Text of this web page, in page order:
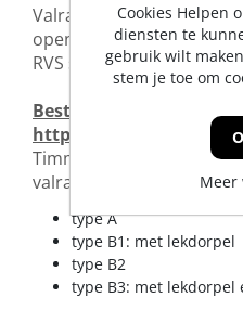
Valramen zijn ramen
opengezet kan worden.
RVS scharnieren
Bestellen of offerte
https://
Timmermans Hardglas
valramen:
type A
type B1: met lekdorpel
type B2
type B3: met
Cookies Helpen
diensten te
gebruik wilt
stem je toe om
Meer